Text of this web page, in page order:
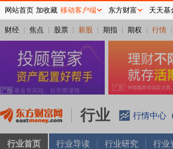
财经 焦点 股票 新股 期指 期权 行情
行业 行情中心
行业首页 行业导读 行业研究 行业
网站首页 加收藏 移动客户端 东方财富 天天基